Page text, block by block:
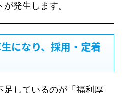
発生します。
になり、採用・定着
足しているのが「福利厚